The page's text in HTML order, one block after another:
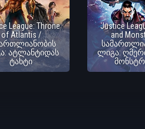
League: Throne
of Atlantis /
ატლანტიდას
ტახტი
Justice
and
ლიგა: